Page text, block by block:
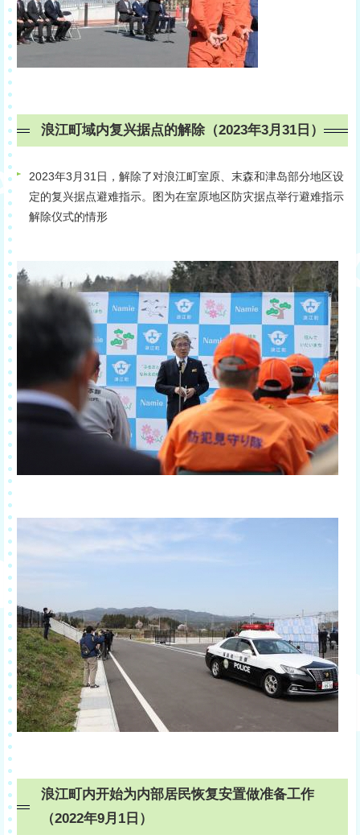
浪江町域内复兴据点的解除（2023年3月31日）
2023年3月31日，解除了对浪江町室原、末森和津岛部分地区设
定的复兴据点避难指示。图为在室原地区防灾据点举行避难指示
解除仪式的情形
浪江町内开始为内部居民恢复安置做准备工作
（2022年9月1日）